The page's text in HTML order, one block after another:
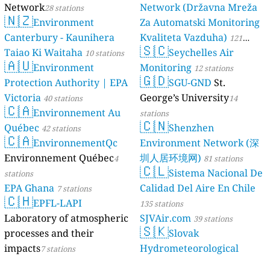
Network28 stations
🇳🇿Environment
Canterbury - Kaunihera
Taiao Ki Waitaha 10 stations
🇦🇺Environment
Protection Authority | EPA
Victoria 40 stations
🇨🇦Environnement Au
Québec 42 stations
🇨🇦EnvironnementQc
Environnement Québec4
stations
EPA Ghana 7 stations
🇨🇭EPFL-LAPI
Laboratory of atmospheric
processes and their
impacts7 stations
Network (Državna Mreža
Za Automatski Monitoring
Kvaliteta Vazduha) 121
stations
🇸🇨Seychelles Air
Monitoring 12 stations
🇬🇩SGU-GND St.
George’s University14
stations
🇨🇳Shenzhen
Environment Network (深
圳人居环境网) 81 stations
🇨🇱Sistema Nacional De
Calidad Del Aire En Chile
135 stations
SJVAir.com 39 stations
🇸🇰Slovak
Hydrometeorological